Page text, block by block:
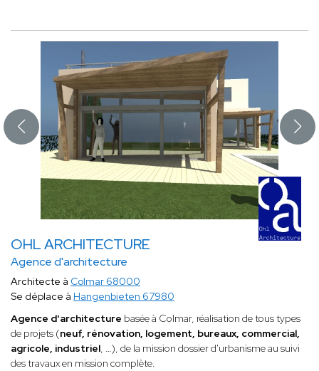
OHL ARCHITECTURE
Agence d'architecture
Architecte à Colmar 68000
Se déplace à Hangenbieten 67980
Agence d'architecture basée à Colmar, réalisation de tous types
de projets (neuf, rénovation, logement, bureaux, commercial,
agricole, industriel, …), de la mission dossier d'urbanisme au suivi
des travaux en mission complète.